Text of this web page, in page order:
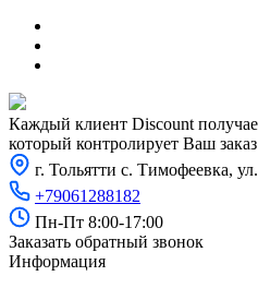
Каждый клиент Discount
который контролирует Ваш
г. Тольятти с. Тимофеевка,
+79061288182
Пн-Пт 8:00-17:00
Заказать обратный звонок
Информация